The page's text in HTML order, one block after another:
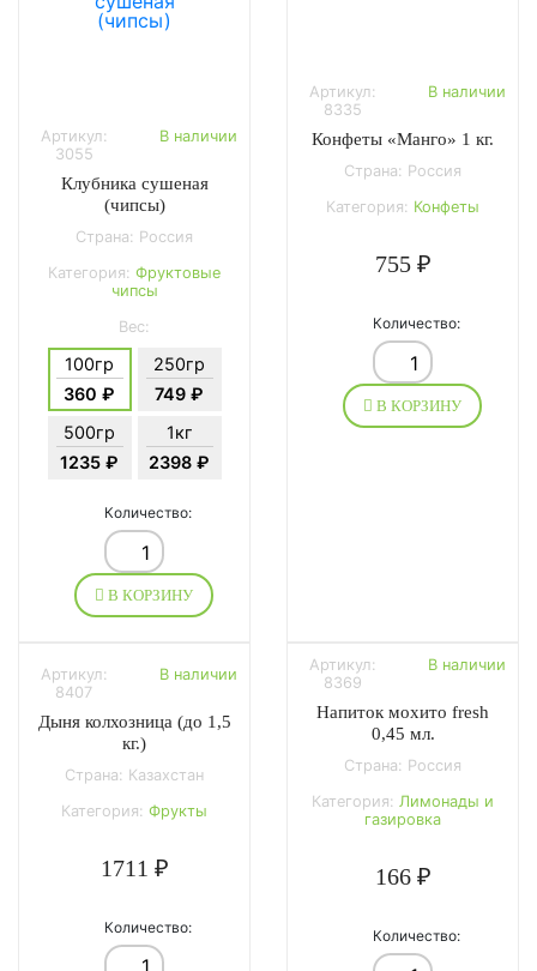
Артикул:
3055
В наличии
Клубника сушеная
(чипсы)
Страна: Россия
Категория: Фруктовые
чипсы
Вес:
100гр
360 ₽
250гр
749 ₽
500гр
1235 ₽
1кг
2398 ₽
Количество:
В КОРЗИНУ
Артикул:
8335
В наличии
Конфеты «Манго» 1 кг.
Страна: Россия
Категория: Конфеты
755 ₽
Количество:
В КОРЗИНУ
Артикул:
8407
В наличии
Дыня колхозница (до 1,5
кг.)
Страна: Казахстан
Категория: Фрукты
1711 ₽
Количество:
Артикул:
8369
В наличии
Напиток мохито fresh
0,45 мл.
Страна: Россия
Категория: Лимонады и
газировка
166 ₽
Количество: